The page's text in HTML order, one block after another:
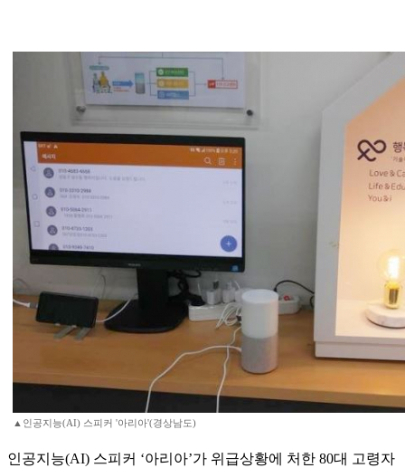
▲인공지능(AI) 스피커 '아리아'(경상남도)
인공지능(AI) 스피커 ‘아리아’가 위급상황에 처한 80대 고령자